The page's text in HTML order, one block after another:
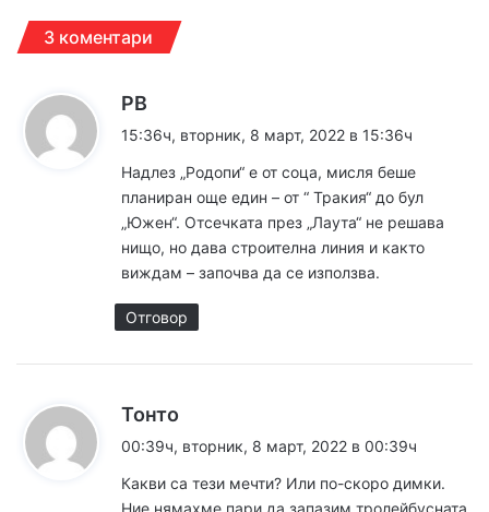
3 коментари
PB
а
а
:
15:36ч, вторник, 8 март, 2022 в 15:36ч
Надлез „Родопи“ е от соца, мисля беше
планиран още един – от “ Тракия“ до бул
„Южен“. Отсечката през „Лаута“ не решава
нищо, но дава строителна линия и както
виждам – започва да се използва.
Отговор
Тонто
а
00:39ч, вторник, 8 март, 2022 в 00:39ч
Какви са тези мечти? Или по-скоро димки.
Ние нямахме пари да запазим тролейбусната